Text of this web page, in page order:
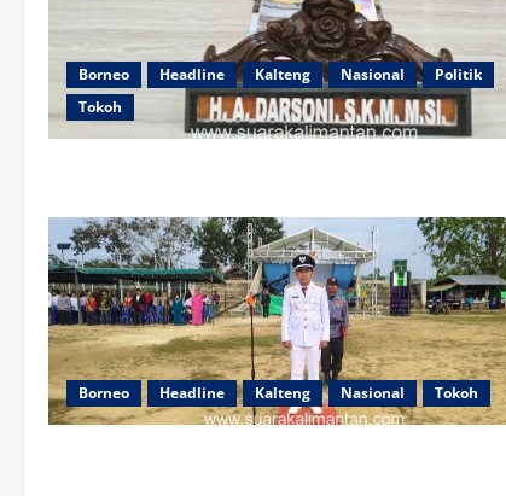
Borneo Headline Kalteng Nasional
Politik
Tokoh
Borneo Headline Kalteng Nasional Tokoh